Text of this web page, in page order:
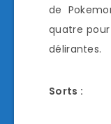
de
quatre
délirantes.
Sorts :